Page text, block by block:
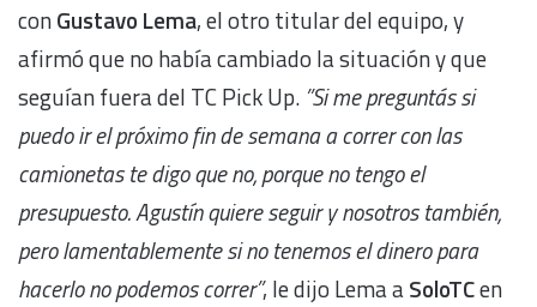
conGustavo Lema, el otro titular del equipo, y
afirmó que no había cambiado la situación y que
seguían fuera del TC Pick Up. ”Si me preguntás si
puedo ir el próximo fin de semana a correr con las
camionetas te digo que no, porque no tengo el
presupuesto. Agustín quiere seguir y nosotros también,
perolamentablementesi no tenemos el dinero para
hacerlo no podemos correr”, le dijo Lema aSoloTCen